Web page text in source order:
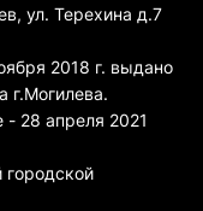
ул. Терехина д.7
2018 г. выдано
г.Могилева.
- 28 апреля 2021